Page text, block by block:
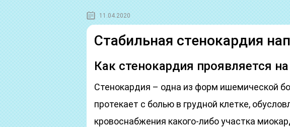
11.04.2020
Стабильная стенокардия
Как стенокардия проявляется
Стенокардия – одна из форм ишемической
протекает с болью в грудной клетке,
кровоснабжения какого-либо участка